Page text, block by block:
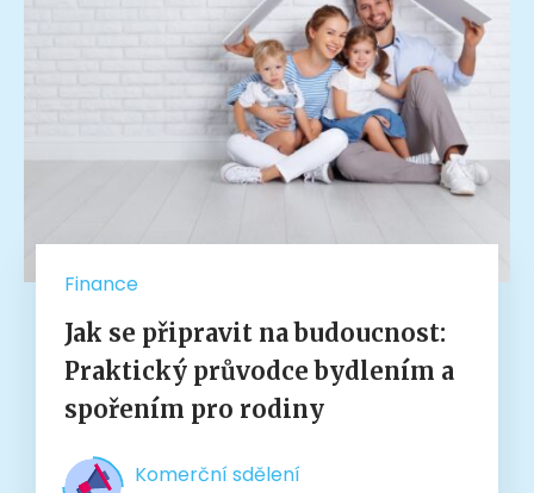
Finance
Jak se připravit na budoucnost:
Praktický průvodce bydlením a
spořením pro rodiny
Komerční sdělení